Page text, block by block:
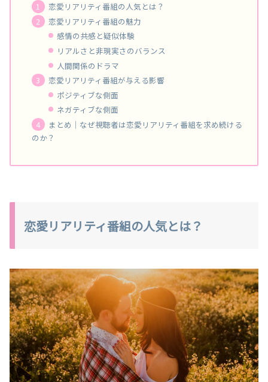
恋愛リアリティ番組の人気とは？
恋愛リアリティ番組の魅力
感情の共感と疑似体験
リアルさと非現実さのバランス
人間関係のドラマ
恋愛リアリティ番組が与える影響
ポジティブな側面
ネガティブな側面
まとめ｜なぜ視聴者は恋愛リアリティ番組を求め続ける
のか？
恋愛リアリティ番組の人気とは？